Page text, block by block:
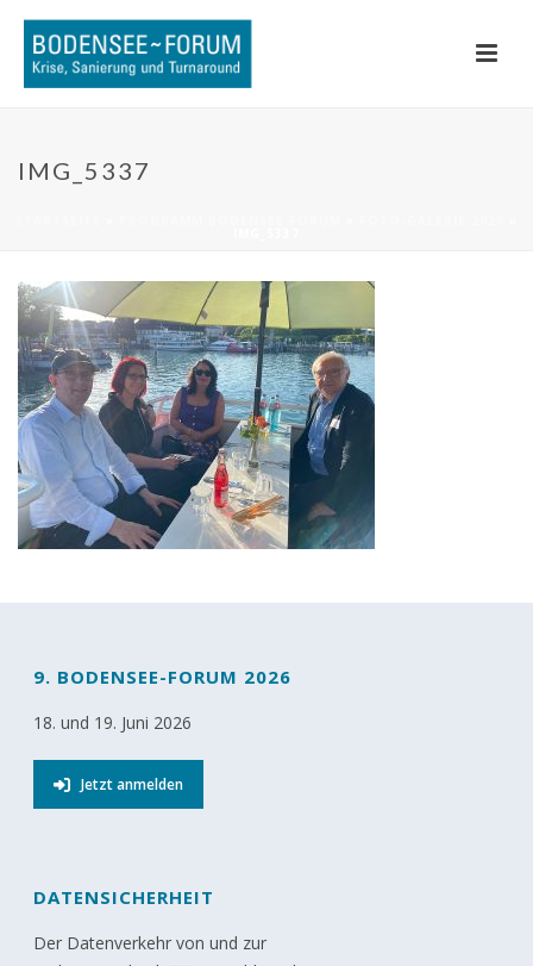
IMG_5337
9. BODENSEE-FORUM 2026
18. und 19. Juni 2026
Jetzt anmelden
DATENSICHERHEIT
Der Datenverkehr von und zur